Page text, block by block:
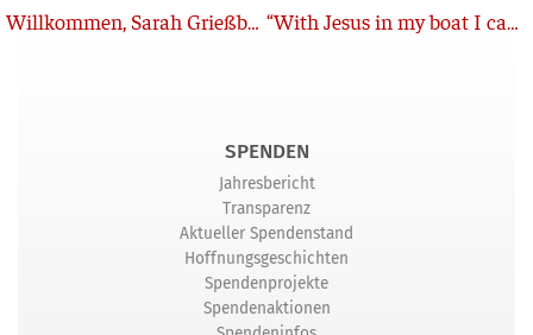
Zurück Willkommen, Sarah Grießbach! “With Jesus in my boat I can smile at the storm”
SPENDEN
Jahresbericht
Transparenz
Aktueller Spendenstand
Hoffnungsgeschichten
Spendenprojekte
Spendenaktionen